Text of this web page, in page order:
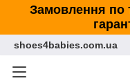
Замовлення по
shoes4babies.com.ua